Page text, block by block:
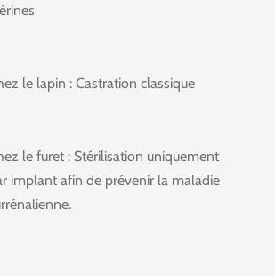
le lapin : Castration classique
le furet : Stérilisation uniquement
implant afin de prévenir la maladie